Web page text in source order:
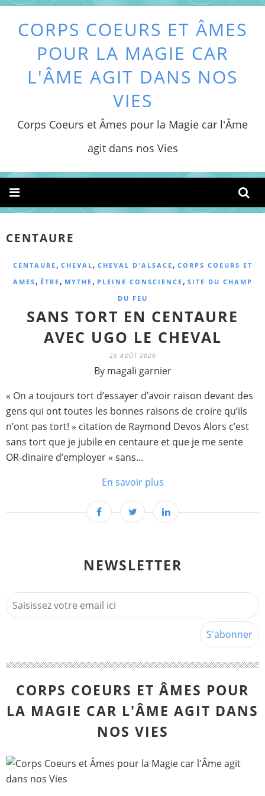
CORPS COEURS ET ÂMES
POUR LA MAGIE CAR
L'ÂME AGIT DANS NOS
VIES
Corps Coeurs et Âmes pour la Magie car l'Âme
agit dans nos Vies
CENTAURE
CENTAURE, CHEVAL, CHEVAL D'ALSACE, CORPS COEURS ET
AMES, ÊTRE, MYTHE, PLEINE CONSCIENCE, SITE DU CHAMP
DU FEU
SANS TORT EN CENTAURE
AVEC UGO LE CHEVAL
25 AOÛT 2020
By magali garnier
« On a toujours tort d’essayer d’avoir raison devant des
gens qui ont toutes les bonnes raisons de croire qu’ils
n’ont pas tort! » citation de Raymond Devos Alors c’est
sans tort que je jubile en centaure et que je me sente
OR-dinaire d’employer « sans...
En savoir plus
NEWSLETTER
CORPS COEURS ET ÂMES POUR
LA MAGIE CAR L'ÂME AGIT DANS
NOS VIES